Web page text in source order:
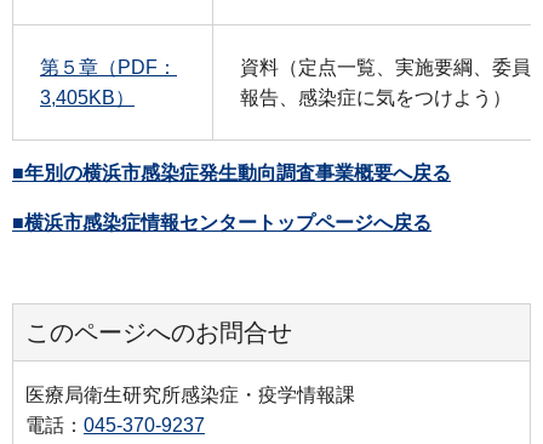
第５章（PDF：
3,405KB）
資料（定点一覧、実施要綱、委員
報告、感染症に気をつけよう）
■年別の横浜市感染症発生動向調査事業概要へ戻る
■横浜市感染症情報センタートップページへ戻る
このページへのお問合せ
医療局衛生研究所感染症・疫学情報課
電話： 045-370-9237